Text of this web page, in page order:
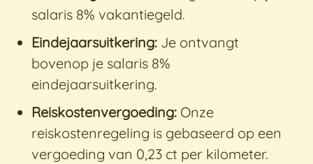
salaris 8% vakantiegeld.
Eindejaarsuitkering: Je ontvangt
bovenop je salaris 8%
eindejaarsuitkering.
Reiskostenvergoeding: Onze
reiskostenregeling is gebaseerd op een
vergoeding van 0,23 ct per kilometer.